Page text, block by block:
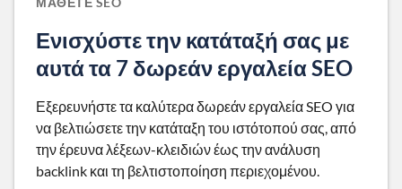
Ενισχύστε την κατάταξή σας με
αυτά τα 7 δωρεάν εργαλεία SEO
Εξερευνήστε τα καλύτερα δωρεάν εργαλεία SEO για
να βελτιώσετε την κατάταξη του ιστότοπού σας, από
την έρευνα λέξεων-κλειδιών έως την ανάλυση
backlink και τη βελτιστοποίηση περιεχομένου.